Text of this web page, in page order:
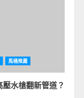
馬桶推薦
水槍翻新管道？